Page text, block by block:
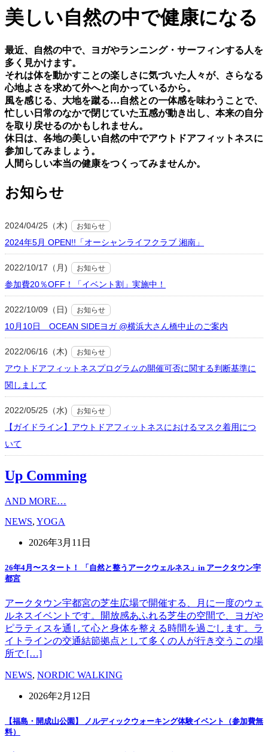
美しい⾃然の中で健康になる
最近、⾃然の中で、ヨガやランニング・サーフィンする⼈を
多く⾒かけます。
それは体を動かすことの楽しさに気づいた⼈々が、さらなる
⼼地よさを求めて外へと向かっているから。
⾵を感じる、⼤地を蹴る…⾃然との⼀体感を味わうことで、
忙しい⽇常のなかで閉じていた五感が動き出し、本来の⾃分
を取り戻せるのかもしれません。
休⽇は、各地の美しい⾃然の中でアウトドアフィットネスに
参加してみましょう。
⼈間らしい本当の健康をつくってみませんか。
お知らせ
2024/04/25（木) お知らせ
2024年5月 OPEN!!「オーシャンライフクラブ 湘南」
2022/10/17（月) お知らせ
参加費20％OFF！「イベント割」実施中！
2022/10/09（日) お知らせ
10月10日 OCEAN SIDEヨガ @横浜大さん橋中止のご案内
2022/06/16（木) お知らせ
アウトドアフィットネスプログラムの開催可否に関する判断基準に
関しまして
2022/05/25（水) お知らせ
【ガイドライン】アウトドアフィットネスにおけるマスク着用につ
いて
Up Comming
AND MORE…
NEWS, YOGA
2026年3月11日
26年4月〜スタート！ 「自然と整うアークウェルネス」in アークタウン宇
都宮
アークタウン宇都宮の芝生広場で開催する、月に一度のウェ
ルネスイベントです。開放感あふれる芝生の空間で、ヨガや
ピラティスを通して心と身体を整える時間を過ごします。ラ
イトラインの交通結節拠点として多くの人が行き交うこの場
所で […]
NEWS, NORDIC WALKING
2026年2月12日
【福島・開成山公園】 ノルディックウォーキング体験イベント（参加費無
料）